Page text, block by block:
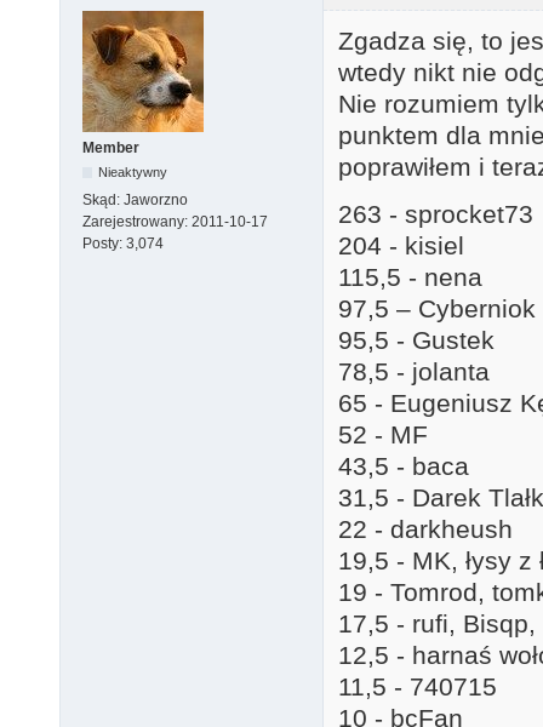
Member
Nieaktywny
Skąd: Jaworzno
Zarejestrowany: 2011-10-17
Posty: 3,074
Zgadza się, to
wtedy nikt nie
Nie rozumiem
punktem dla
poprawiłem i
263 - sprocket73
204 - kisiel
115,5 - nena
97,5 – Cyberniok
95,5 - Gustek
78,5 - jolanta
65 - Eugeniusz
52 - MF
43,5 - baca
31,5 - Darek
22 - darkheush
19,5 - MK, łysy z
19 - Tomrod,
17,5 - rufi, Bisqp,
12,5 - harnaś
11,5 - 740715
10 - bcFan